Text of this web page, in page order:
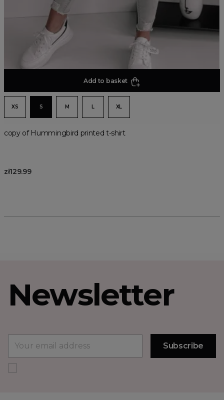
Add to basket
XS S M L XL
copy of Hummingbird printed t-shirt
zł129.99
Newsletter